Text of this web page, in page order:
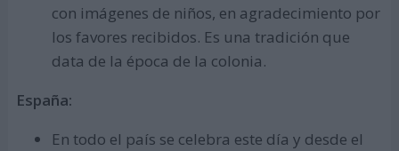
con imágenes de niños, en agradecimiento por
los favores recibidos. Es una tradición que
data de la época de la colonia.
España:
En todo el país se celebra este día y desde el